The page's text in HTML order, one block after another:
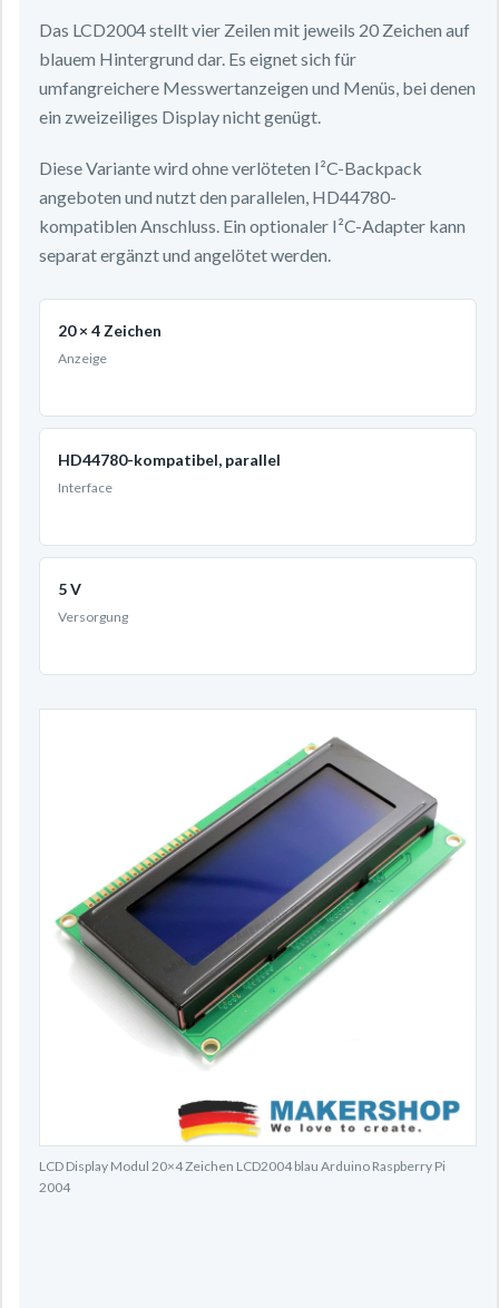
Das LCD2004 stellt vier Zeilen mit jeweils 20 Zeichen auf
blauem Hintergrund dar. Es eignet sich für
umfangreichere Messwertanzeigen und Menüs, bei denen
ein zweizeiliges Display nicht genügt.
Diese Variante wird ohne verlöteten I²C-Backpack
angeboten und nutzt den parallelen, HD44780-
kompatiblen Anschluss. Ein optionaler I²C-Adapter kann
separat ergänzt und angelötet werden.
20 × 4 Zeichen
Anzeige
HD44780-kompatibel, parallel
Interface
5 V
Versorgung
LCD Display Modul 20×4 Zeichen LCD2004 blau Arduino Raspberry Pi
2004